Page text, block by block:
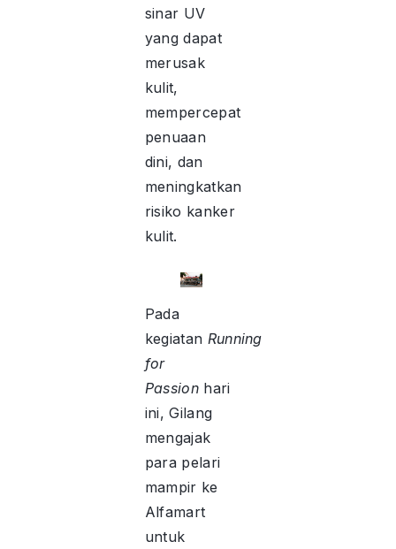
sinar UV
yang dapat
merusak
kulit,
mempercepat
penuaan
dini, dan
meningkatkan
risiko kanker
kulit.
Pada
kegiatan Running
for
Passionhari
ini, Gilang
mengajak
para pelari
mampir ke
Alfamart
untuk